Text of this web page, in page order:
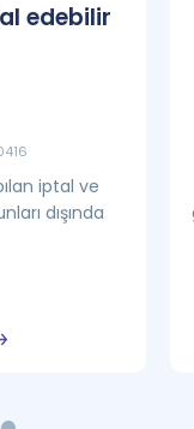
edebilir
iptal ve
dışında